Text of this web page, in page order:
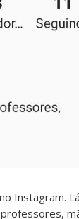
Instagram.